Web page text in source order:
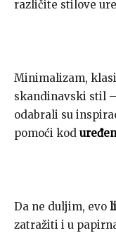
različite stilove
Minimalizam,
skandinavski stil
odabrali su
pomoći kod
Da ne duljim, evo
zatražiti i u